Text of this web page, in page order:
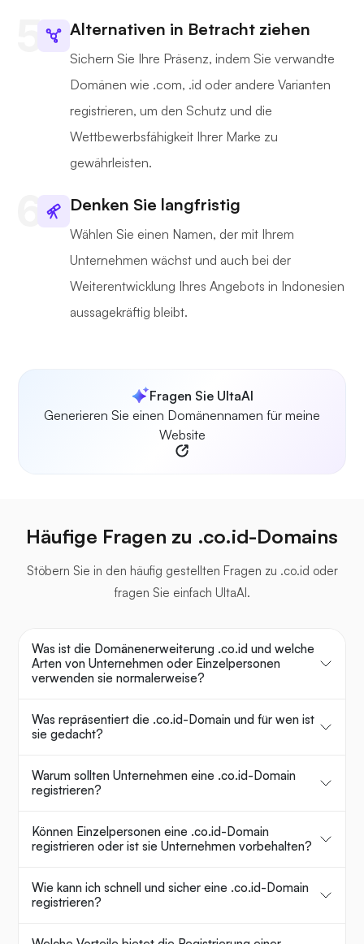
Alternativen in Betracht ziehen
Sichern Sie Ihre Präsenz, indem Sie verwandte
Domänen wie .com, .id oder andere Varianten
registrieren, um den Schutz und die
Wettbewerbsfähigkeit Ihrer Marke zu
gewährleisten.
Denken Sie langfristig
Wählen Sie einen Namen, der mit Ihrem
Unternehmen wächst und auch bei der
Weiterentwicklung Ihres Angebots in Indonesien
aussagekräftig bleibt.
Fragen Sie UltaAI
Generieren Sie einen Domänennamen für meine
Website
Häufige Fragen zu .co.id-Domains
Stöbern Sie in den häufig gestellten Fragen zu .co.id oder
fragen Sie einfach UltaAI.
Was ist die Domänenerweiterung .co.id und welche
Arten von Unternehmen oder Einzelpersonen
verwenden sie normalerweise?
Was repräsentiert die .co.id-Domain und für wen ist
sie gedacht?
Warum sollten Unternehmen eine .co.id-Domain
registrieren?
Können Einzelpersonen eine .co.id-Domain
registrieren oder ist sie Unternehmen vorbehalten?
Wie kann ich schnell und sicher eine .co.id-Domain
registrieren?